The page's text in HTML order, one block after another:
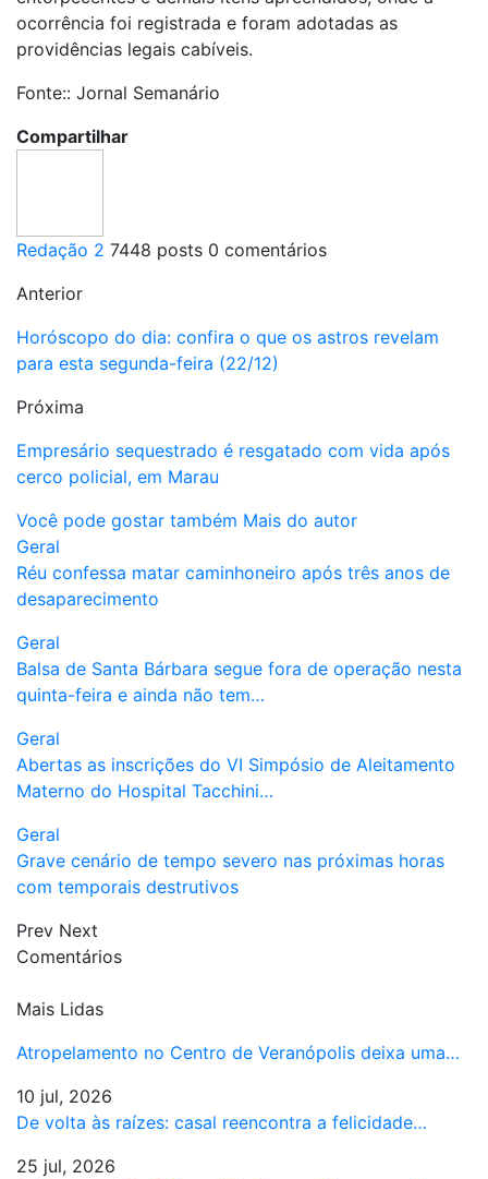
ocorrência foi registrada e foram adotadas as
providências legais cabíveis.
Fonte:: Jornal Semanário
Compartilhar
Redação 2 7448 posts 0 comentários
Anterior
Horóscopo do dia: confira o que os astros revelam
para esta segunda-feira (22/12)
Próxima
Empresário sequestrado é resgatado com vida após
cerco policial, em Marau
Você pode gostar também Mais do autor
Geral
Réu confessa matar caminhoneiro após três anos de
desaparecimento
Geral
Balsa de Santa Bárbara segue fora de operação nesta
quinta-feira e ainda não tem…
Geral
Abertas as inscrições do VI Simpósio de Aleitamento
Materno do Hospital Tacchini…
Geral
Grave cenário de tempo severo nas próximas horas
com temporais destrutivos
Prev Next
Comentários
Mais Lidas
Atropelamento no Centro de Veranópolis deixa uma…
10 jul, 2026
De volta às raízes: casal reencontra a felicidade…
25 jul, 2026